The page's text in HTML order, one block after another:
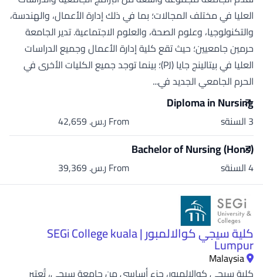
العليا في مختلف المجالات؛ بما في ذلك إدارة الأعمال، والهندسة،
والتكنولوجيا، وعلوم الصحة، والعلوم الاجتماعية. تدير الجامعة
حرمين جامعيين؛ حيث تقع كلية إدارة الأعمال وجميع الدراسات
العليا في بيتالينج جايا (PJ)؛ بينما توجد جميع الكليات الأخرى في
الحرم الجامعي الجديد في...
Diploma in Nursing
3 السنةs From ر.س.‏ 42,659
Bachelor of Nursing (Hons)
4 السنةs From ر.س.‏ 39,369
كلية سيجي كوالالمبور | SEGi College kuala
Lumpur
Malaysia
كلية سيجي كوالالمبور، جزء أساسي من جامعة سيجي، تُعتبر